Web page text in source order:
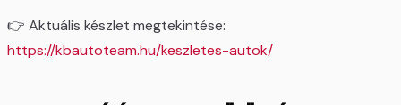
👉 Aktuális készlet megtekintése:
https://kbautoteam.hu/keszletes-autok/